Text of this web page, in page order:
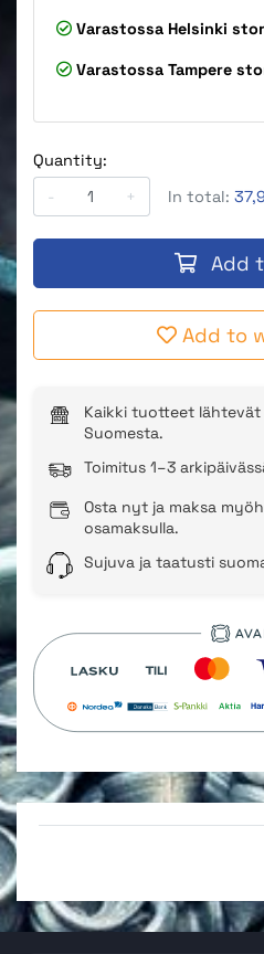
Varastossa Helsinki
Varastossa Tampere
Quantity:
-
+ In total:
Add
Add to
Kaikki tuotteet
Suomesta.
Toimitus 1–3
Osta nyt ja maksa
osamaksulla.
Sujuva ja taatusti